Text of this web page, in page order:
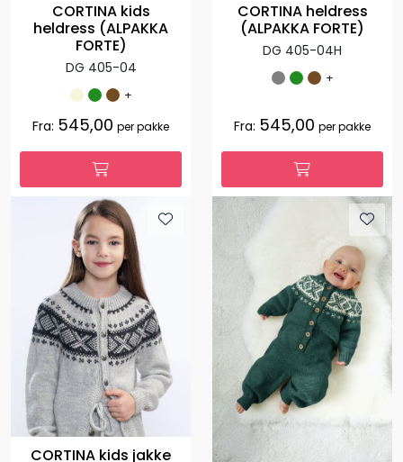
CORTINA kids
heldress (ALPAKKA
FORTE)
DG 405-04
+
Fra: 545,00 per pakke
CORTINA heldress
(ALPAKKA FORTE)
DG 405-04H
+
Fra: 545,00 per pakke
CORTINA kids jakke